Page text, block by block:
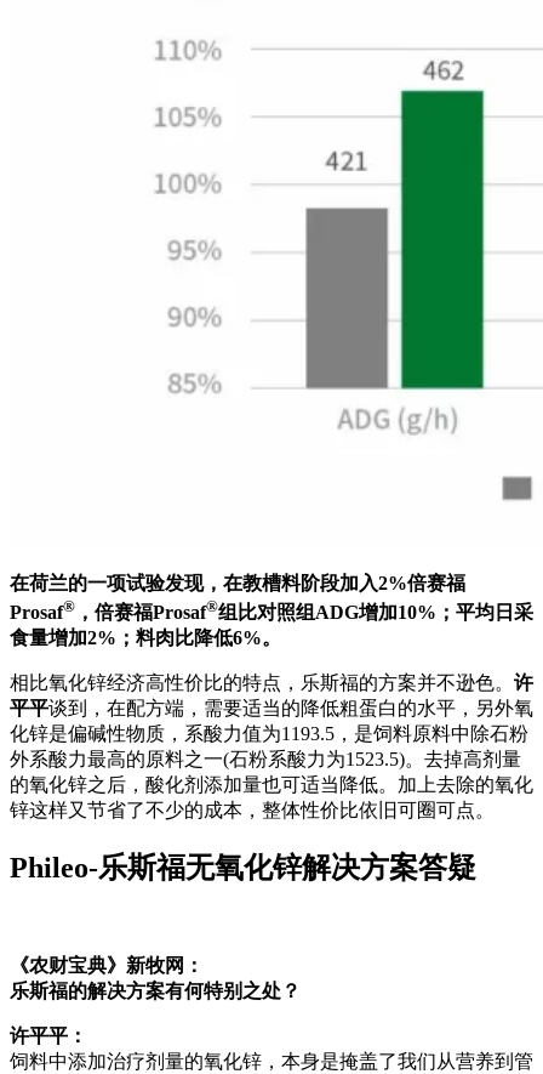
在荷兰的一项试验发现，在教槽料阶段加入2%倍赛福
Prosaf® ，倍赛福Prosaf®组比对照组ADG增加10%；平均日采
食量增加2%；料肉比降低6%。
相比氧化锌经济高性价比的特点，乐斯福的方案并不逊色。 许
平平谈到，在配方端，需要适当的降低粗蛋白的水平，另外氧
化锌是偏碱性物质，系酸力值为1193.5，是饲料原料中除石粉
外系酸力最高的原料之一(石粉系酸力为1523.5)。去掉高剂量
的氧化锌之后，酸化剂添加量也可适当降低。加上去除的氧化
锌这样又节省了不少的成本，整体性价比依旧可圈可点。
Phileo-乐斯福无氧化锌解决方案答疑
《农财宝典》新牧网：
乐斯福的解决方案有何特别之处？
许平平：
饲料中添加治疗剂量的氧化锌，本身是掩盖了我们从营养到管